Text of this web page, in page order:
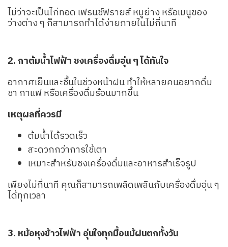
ไม่ว่าจะเป็นไก่ทอด เฟรนช์ฟรายส์ หมูย่าง หรือเมนูของ
ว่างต่าง ๆ ก็สามารถทำได้ง่ายภายในไม่กี่นาที
2. กาต้มน้ำไฟฟ้า ชงเครื่องดื่มอุ่น ๆ ได้ทันใจ
อากาศเย็นและชื้นในช่วงหน้าฝน ทำให้หลายคนอยากดื่ม
ชา กาแฟ หรือเครื่องดื่มร้อนมากขึ้น
เหตุผลที่ควรมี
ต้มน้ำได้รวดเร็ว
สะดวกกว่าการใช้เตา
เหมาะสำหรับชงเครื่องดื่มและอาหารสำเร็จรูป
เพียงไม่กี่นาที คุณก็สามารถเพลิดเพลินกับเครื่องดื่มอุ่น ๆ
ได้ทุกเวลา
3. หม้อหุงข้าวไฟฟ้า อุ่นใจทุกมื้อแม้ฝนตกทั้งวัน